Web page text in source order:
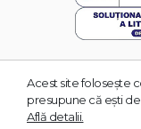
© 2026 Grupul
Acest site foloseşte
presupune că eşti
Află detalii.